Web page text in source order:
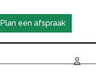
Plan een afspraak